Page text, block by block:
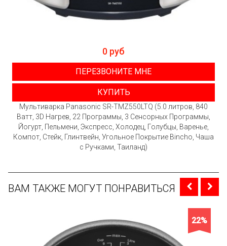
0 руб
ПЕРЕЗВОНИТЕ МНЕ
КУПИТЬ
Мультиварка Panasonic SR-TMZ550LTQ (5.0 литров, 840
Ватт, 3D Нагрев, 22 Программы, 3 Сенсорных Программы,
Йогурт, Пельмени, Экспресс, Холодец, Голубцы, Варенье,
Компот, Стейк, Глинтвейн, Угольное Покрытие Bincho, Чаша
с Ручками, Таиланд)
ВАМ ТАКЖЕ МОГУТ ПОНРАВИТЬСЯ
22%